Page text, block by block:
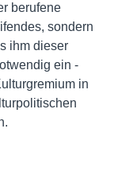
berufene
sondern
ihm dieser
ein -
in